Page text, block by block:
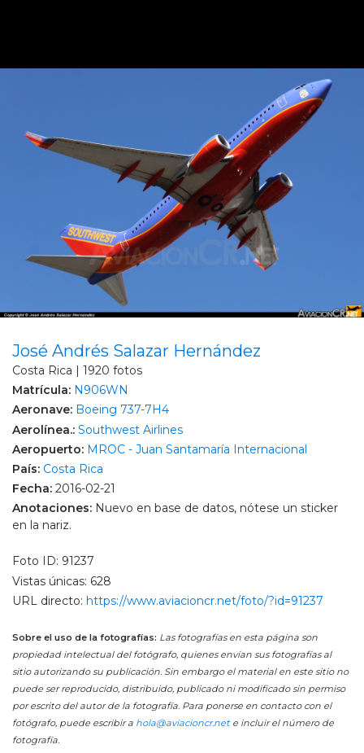
José Andrés Salazar Hernández
Costa Rica | 1920 fotos
Matrícula: N906WN
Aeronave: Boeing 737-7H4
Aerolínea.: Southwest Airlines
Aeropuerto: MROC - Juan Santamaría Internacional
País: Costa Rica
Fecha: 2016-02-21
Anotaciones: Nuevo en base de datos, nótese un sticker
en la nariz.
Foto ID: 91237
Vistas únicas: 628
URL directo: https://www.aviacioncr.net/foto/?id=91237
Sobre el uso de la fotografías: Las fotografías en esta página son
propiedad intelectual del fotógrafo, quienes envían sus fotografías al
sitio autorizando su publicación. Sin embargo el material en este sitio no
puede ser reproducido, distribuido, publicado ni modificado sin permiso
por escrito del autor de la fotografía. Para ponerse en contacto con el
fotógrafo, puede escribir a hola@aviacioncr.nete incluir el número de
fotografía.